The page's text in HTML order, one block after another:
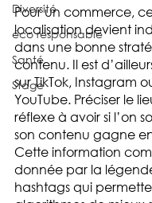
Diversité
éco responsable
Santé
Stage
Pour un commerce,
localisation devient
dans une bonne
contenu. Il est
sur TikTok, Instagram
YouTube. Préciser le
réflexe à avoir si l’on
son contenu gagne
Cette information
donnée par la
hashtags qui